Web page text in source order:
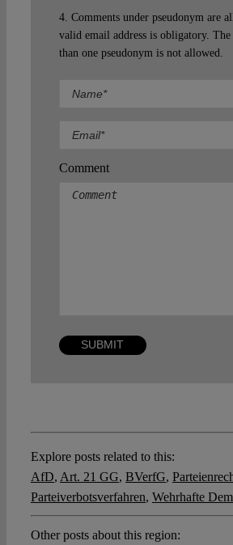
4. Comments under pseudonym are
valid email address is obligatory.
than one pseudonym is not allowed.
Comment
Explore posts related to this:
AfD, Art. 21 GG, BVerfG,
Parteiverbotsverfahren, Wehrhafte
Other posts about this region: